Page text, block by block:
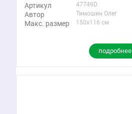
Артикул 47749D
Автор Тимошин Олег
Макс. размер 150x116 см
подробнее